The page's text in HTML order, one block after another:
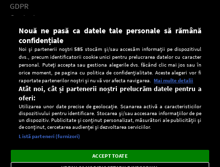
GDPR
Contact
Descarcă gratuit aplicaţia Europa FM pentru smartphone:
Setări:
Dark
Mode
Radio live, podcasturi, știri și alerte
importante.
×
Nouă ne pasă ca datele tale personale să rămână
confidențiale
Noi și partenerii noștri585 stocăm și/sau accesăm informații pe dispozitivul
dvs., precum identificatorii cookie unici pentru prelucrarea datelor cu caracter
personal. Puteți accepta sau gestiona alegerile dvs. făcând clic mai jos sau în
orice moment, pe pagina cu politica de confidențialitate. Aceste alegeri vor fi
raportate partenerilor noștri și nu vă vor afecta navigarea. Mai multe detalii
Atât noi, cât și partenerii noștri prelucrăm datele pentru a
oferi:
Utilizarea unor date precise de geolocație. Scanarea activă a caracteristicilor
dispozitivului pentru identificare. Stocarea și/sau accesarea informațiilor de pe
un dispozitiv. Publicitate și conținut personalizat, măsurători ale publicității și
de conținut, cercetarea audienței și dezvoltarea serviciilor.
Listă parteneri (furnizori)
ACCEPT TOATE